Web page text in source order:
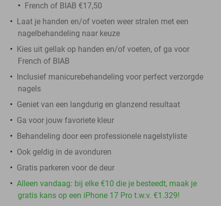
French of BIAB €17,50
Laat je handen en/of voeten weer stralen met een
nagelbehandeling naar keuze
Kies uit gellak op handen en/of voeten, of ga voor
French of BIAB
Inclusief manicurebehandeling voor perfect verzorgde
nagels
Geniet van een langdurig en glanzend resultaat
Ga voor jouw favoriete kleur
Behandeling door een professionele nagelstyliste
Ook geldig in de avonduren
Gratis parkeren voor de deur
Alleen vandaag: bij elke €10 die je besteedt, maak je
gratis kans op een iPhone 17 Pro t.w.v. €1.329!